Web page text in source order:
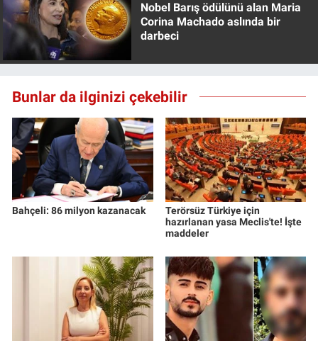
Nobel Barış ödülünü alan Maria
Corina Machado aslında bir
darbeci
Bunlar da ilginizi çekebilir
Bahçeli: 86 milyon kazanacak
Terörsüz Türkiye için
hazırlanan yasa Meclis'te! İşte
maddeler